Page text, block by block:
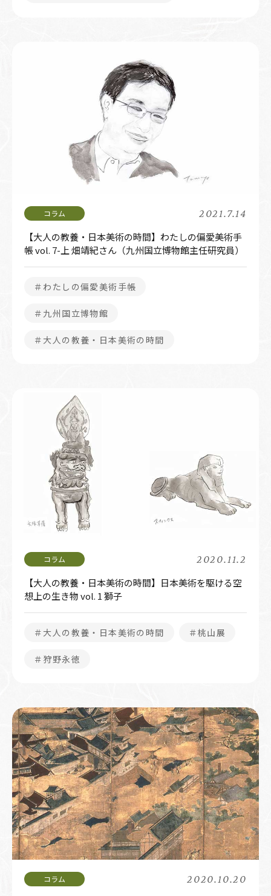
2021.7.14
【大人の教養・日本美術の時間】わたしの偏愛美術手
帳 vol. 7-上 畑靖紀さん（九州国立博物館主任研究員）
＃わたしの偏愛美術手帳
＃九州国立博物館
＃大人の教養・日本美術の時間
2020.11.2
【大人の教養・日本美術の時間】日本美術を駆ける空
想上の生き物 vol. 1 獅子
＃大人の教養・日本美術の時間 ＃桃山展
＃狩野永徳
2020.10.20